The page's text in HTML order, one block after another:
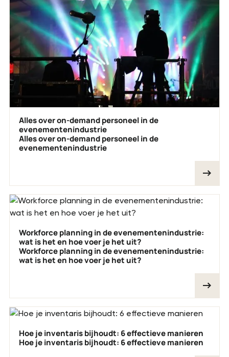
Alles over on-demand personeel in de
evenementenindustrie
Alles over on-demand personeel in de
evenementenindustrie
Workforce planning in de evenementenindustrie:
wat is het en hoe voer je het uit?
Workforce planning in de evenementenindustrie:
wat is het en hoe voer je het uit?
Hoe je inventaris bijhoudt: 6 effectieve manieren
Hoe je inventaris bijhoudt: 6 effectieve manieren